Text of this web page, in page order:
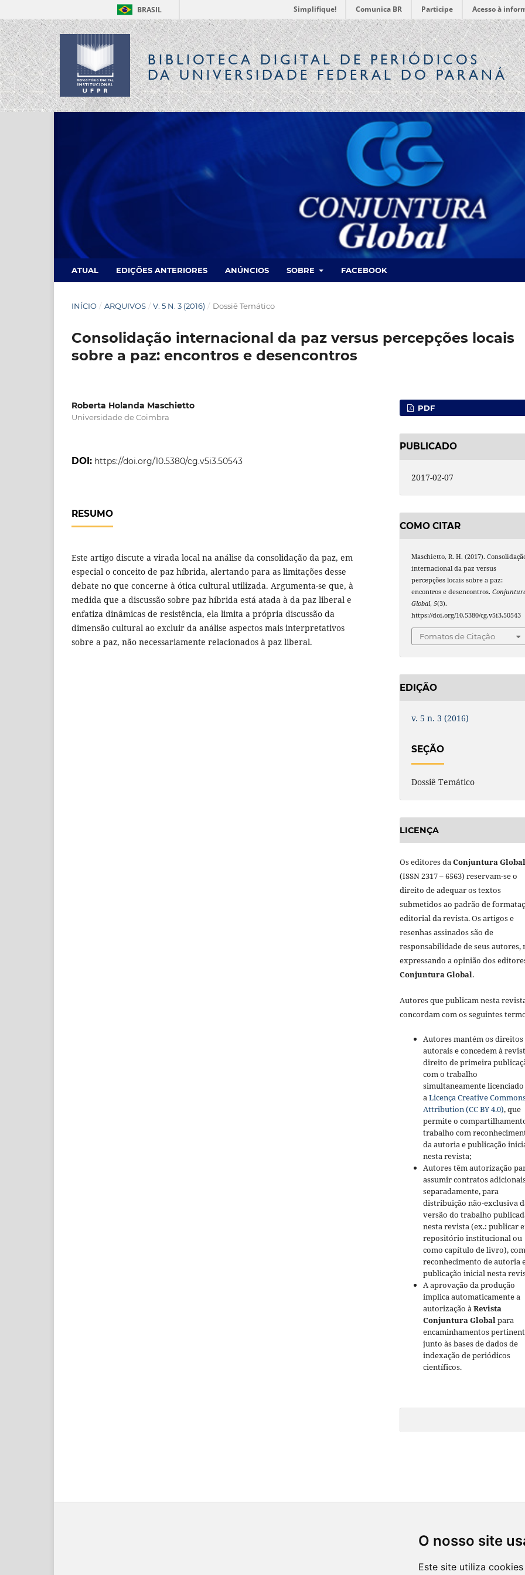
O nosso site
Este site utiliza
BRASIL Simplifique! Comunica BR Participe Acesso à
BIBLIOTECA DIGITALDE PERIÓDICOS
DA UNIVERSIDADE FEDERAL DO PARANÁ
ATUAL EDIÇÕES ANTERIORES ANÚNCIOS SOBRE FACEBOOK
INÍCIO / ARQUIVOS / V. 5 N. 3 (2016) / Dossiê Temático
Consolidação internacional da paz versus percepções locais
sobre a paz: encontros e desencontros
Roberta Holanda Maschietto
Universidade de Coimbra
DOI: https://doi.org/10.5380/cg.v5i3.50543
RESUMO
Este artigo discute a virada local na análise da consolidação da paz, em
especial o conceito de paz híbrida, alertando para as limitações desse
debate no que concerne à ótica cultural utilizada. Argumenta-se que, à
medida que a discussão sobre paz híbrida está atada à da paz liberal e
enfatiza dinâmicas de resistência, ela limita a própria discussão da
dimensão cultural ao excluir da análise aspectos mais interpretativos
sobre a paz, não necessariamente relacionados à paz liberal.
PDF
PUBLICADO
2017-02-07
COMO CITAR
Maschietto, R. H. (2017).
internacional da paz versus
percepções locais sobre a paz:
encontros e desencontros.
Global,5(3).
https://doi.org/10.5380/cg.v5i3.50543
Fomatos de Citação
EDIÇÃO
v. 5 n. 3 (2016)
SEÇÃO
Dossiê Temático
LICENÇA
Os editores daConjuntura Global
(ISSN 2317 – 6563) reservam-se o
direito de adequar os textos
submetidos ao padrão de
editorial da revista. Os artigos e
resenhas assinados são de
responsabilidade de seus autores,
expressando a opinião dos
Conjuntura Global.
Autores que publicam nesta
concordam com os seguintes
Autores mantém os direitos
autorais e concedem à
direito de primeira
com o trabalho
simultaneamente
aLicença Creative
Attribution (CC BY 4.0), que
permite o
trabalho com
da autoria e publicação
nesta revista;
Autores têm autorização
assumir contratos
separadamente, para
distribuição não-exclusiva
versão do trabalho
nesta revista (ex.: publicar
repositório institucional ou
como capítulo de livro), com
reconhecimento de autoria
publicação inicial nesta
A aprovação da produção
implica automaticamente a
autorização àRevista
Conjuntura Globalpara
encaminhamentos
junto às bases de dados de
indexação de periódicos
científicos.